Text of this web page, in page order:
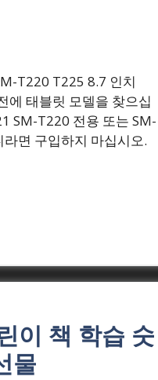
T220 T225 8.7 인치
에 태블릿 모델을 찾으십
SM-T220 전용 또는 SM-
면 구입하지 마십시오.
이 책 학습 숫
물